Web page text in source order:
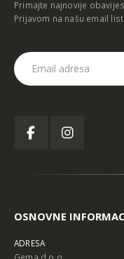
Prijavom na našu email
Gema d.o.o.